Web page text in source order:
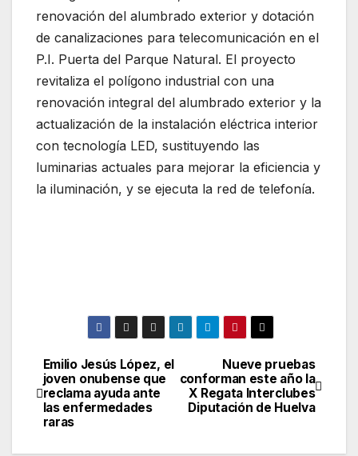
renovación del alumbrado exterior y dotación
de canalizaciones para telecomunicación en el
P.I. Puerta del Parque Natural. El proyecto
revitaliza el polígono industrial con una
renovación integral del alumbrado exterior y la
actualización de la instalación eléctrica interior
con tecnología LED, sustituyendo las
luminarias actuales para mejorar la eficiencia y
la iluminación, y se ejecuta la red de telefonía.
Navegación
de
Nueve pruebas
conforman este año la
X Regata Interclubes
Diputación de Huelva
Emilio Jesús López, el
joven onubense que
reclama ayuda ante
las enfermedades
raras